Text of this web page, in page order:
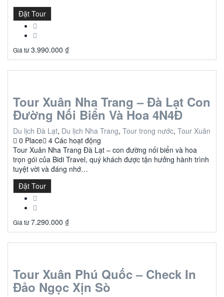
Đặt Tour
Giá từ 3.990.000 ₫
Tour Xuân Nha Trang – Đà Lạt Con
Đường Nối Biển Và Hoa 4N4Đ
Du lịch Đà Lạt, Du lịch Nha Trang, Tour trong nước, Tour Xuân
0 Place 4 Các hoạt động
Tour Xuân Nha Trang Đà Lạt – con đường nối biển và hoa
trọn gói của Bidi Travel, quý khách được tận hưởng hành trình
tuyệt vời và đáng nhớ…
Đặt Tour
Giá từ 7.290.000 ₫
Tour Xuân Phú Quốc – Check In
Đảo Ngọc Xịn Sò